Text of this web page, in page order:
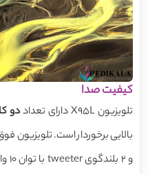
کیفیت صدا
تلویزیون X95L دارای تعداد دو